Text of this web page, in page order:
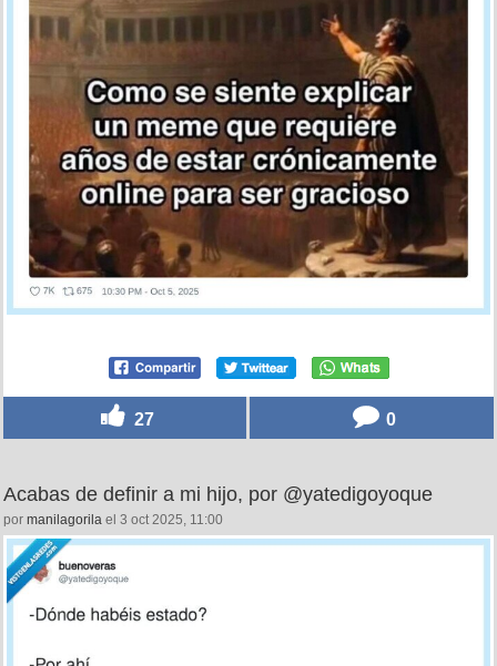
27 0
Acabas de definir a mi hijo, por @yatedigoyoque
por manilagorila el 3 oct 2025, 11:00